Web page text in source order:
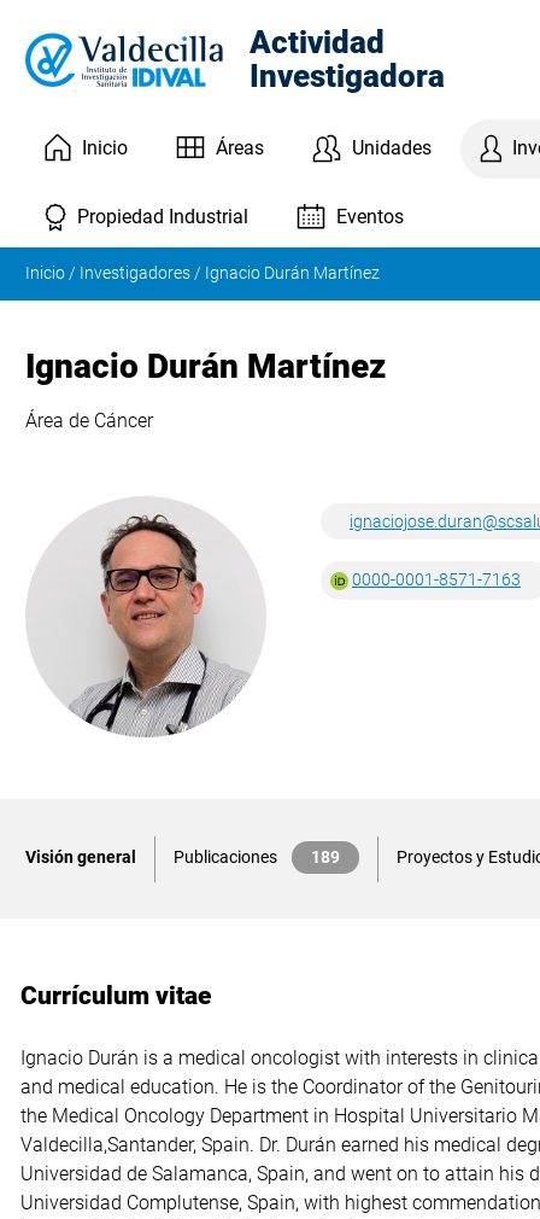
Actividad
Investigadora
Inicio Áreas Unidades
Propiedad Industrial Eventos
Inicio / Investigadores / Ignacio Durán Martínez
Ignacio Durán Martínez
Área de Cáncer
0000-0001-8571-7163
Visión general Publicaciones 189 Proyectos y
Currículum vitae
Ignacio Durán is a medical oncologist with interests in
and medical education. He is the Coordinator of the
the Medical Oncology Department in Hospital Universitario
Valdecilla,Santander, Spain. Dr. Durán earned his medical degree in 1997 at the
Universidad de Salamanca, Spain, and went on to attain his
Universidad Complutense, Spain, with highest
teaching of medicine at the University of Toronto. Dr Durán
Society of Clinical Oncology, the European Society of
Society of Medical Oncology. His major research interests include
and anticancer clinical drug development. He has authored numerous publications
covering diverse areas of medical oncology in peer-
Throughout his career, Dr Durán is recipient of the ASCO